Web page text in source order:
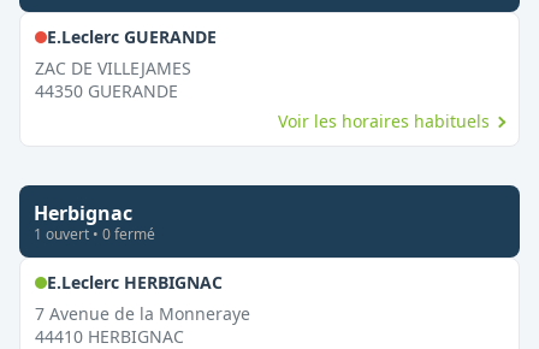
E.Leclerc GUERANDE,
ZAC DE VILLEJAMES
44350 GUERANDE
Voir les horaires habituels
Herbignac
1 ouvert • 0fermé
E.Leclerc HERBIGNAC,
7 Avenue de la Monneraye
44410 HERBIGNAC